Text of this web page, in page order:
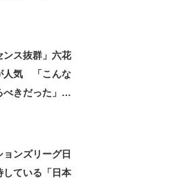
ンス抜群」六花
人気 「こんな
きだった」
ョンズリーグ日
している「日本